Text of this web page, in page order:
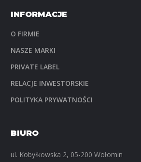
INFORMACJE
O FIRMIE
NASZE MARKI
PRIVATE LABEL
RELACJE INWESTORSKIE
POLITYKA PRYWATNOŚCI
BIURO
ul. Kobyłkowska 2, 05-200 Wołomin